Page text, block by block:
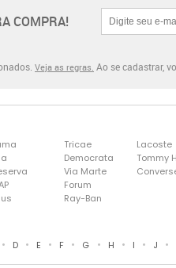
COMPRA!
Veja as regras. Ao se cadastrar,
Tricae
Democrata
Via Marte
Forum
Ray-Ban
Lacoste
Tommy
• D • E • F • G • H • I • J •